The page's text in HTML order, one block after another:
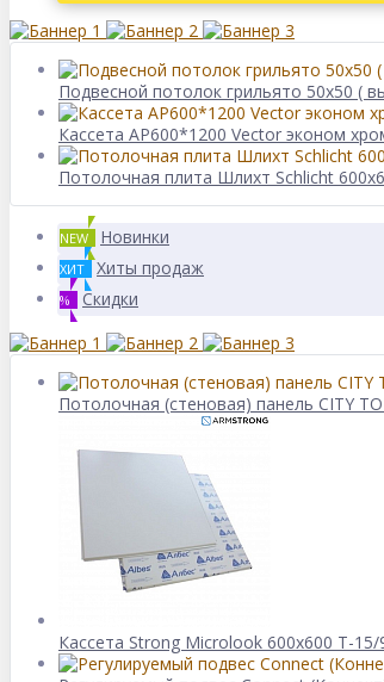
Подвесной потолок грильято 50х50 (
Кассета AP600*1200 Vector эконом
Потолочная плита Шлихт Schlicht
NEW Новинки
ХИТ Хиты продаж
% Скидки
Потолочная (стеновая) панель CITY
Кассета Strong Microlook 600х600 Т-